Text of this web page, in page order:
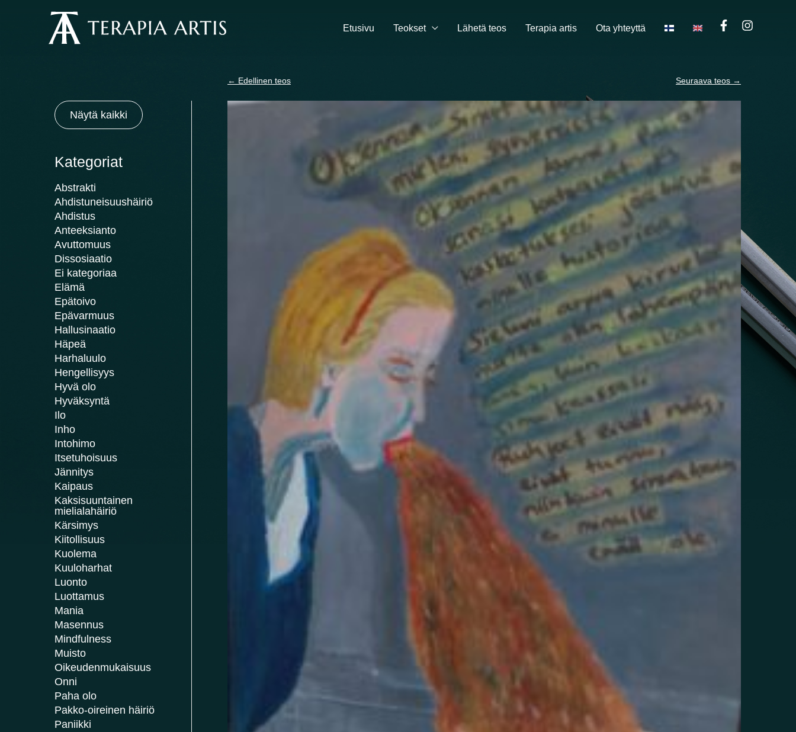
Etusivu Teokset Lähetä teos Terapia artis Ota yhteyttä
Näytä kaikki
Kategoriat
Abstrakti
Ahdistuneisuushäiriö
Ahdistus
Anteeksianto
Avuttomuus
Dissosiaatio
Ei kategoriaa
Elämä
Epätoivo
Epävarmuus
Hallusinaatio
Häpeä
Harhaluulo
Hengellisyys
Hyvä olo
Hyväksyntä
Ilo
Inho
Intohimo
Itsetuhoisuus
Jännitys
Kaipaus
Kaksisuuntainen
mielialahäiriö
Kärsimys
Kiitollisuus
Kuolema
Kuuloharhat
Luonto
Luottamus
Mania
Masennus
Mindfulness
Muisto
Oikeudenmukaisuus
Onni
Paha olo
Pakko-oireinen häiriö
Paniikki
← Edellinen teos Seuraava teos →